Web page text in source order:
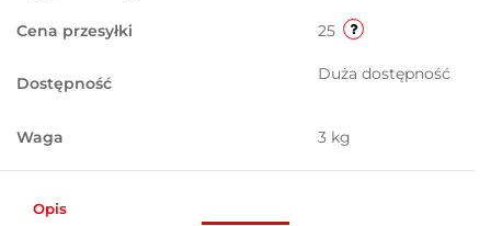
Cena przesyłki 25
Dostępność Duża dostępność
Waga 3 kg
Opis